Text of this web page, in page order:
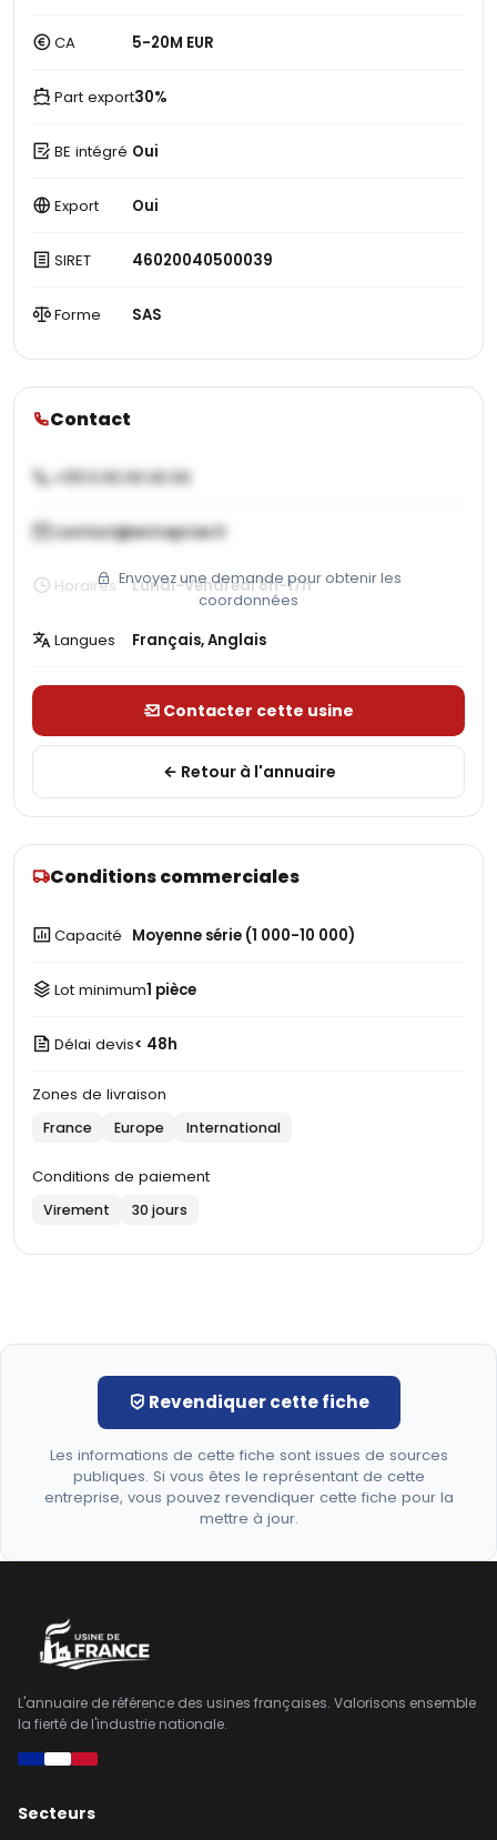
CA 5-20M EUR
Part export30%
BE intégré Oui
Export Oui
SIRET 46020040500039
Forme SAS
Contact
+33 X XX XX XX XX
contact@entreprise.fr
Envoyez une demande pour obtenir les
coordonnées
Horaires Lundi-Vendredi 8h-17h
Langues Français, Anglais
Contacter cette usine
Retour à l'annuaire
Conditions commerciales
Capacité Moyenne série (1 000-10 000)
Lot minimum1 pièce
Délai devis< 48h
Zones de livraison
France Europe International
Conditions de paiement
Virement 30 jours
Revendiquer cette fiche
Les informations de cette fiche sont issues de sources
publiques. Si vous êtes le représentant de cette
entreprise, vous pouvez revendiquer cette fiche pour la
mettre à jour.
L'annuaire de référence des usines françaises. Valorisons ensemble
la fierté de l'industrie nationale.
Secteurs